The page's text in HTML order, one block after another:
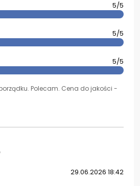
5/5
5/5
5/5
Polecam. Cena do jakości -
29.06.2026 18:42